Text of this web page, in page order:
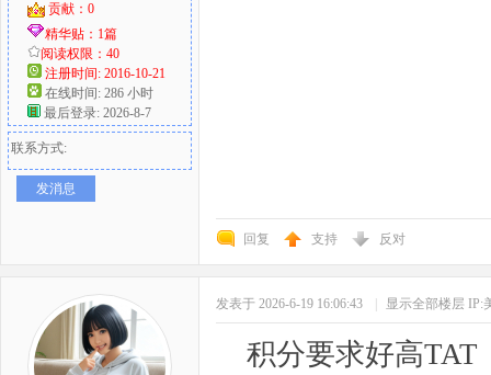
贡献：0
精华贴：1篇
阅读权限：40
注册时间: 2016-10-21
在线时间: 286 小时
最后登录: 2026-8-7
联系方式:
发消息
回复 支持 反对
发表于 2026-6-19 16:06:43 显示全部楼层 IP:
积分要求好高TAT